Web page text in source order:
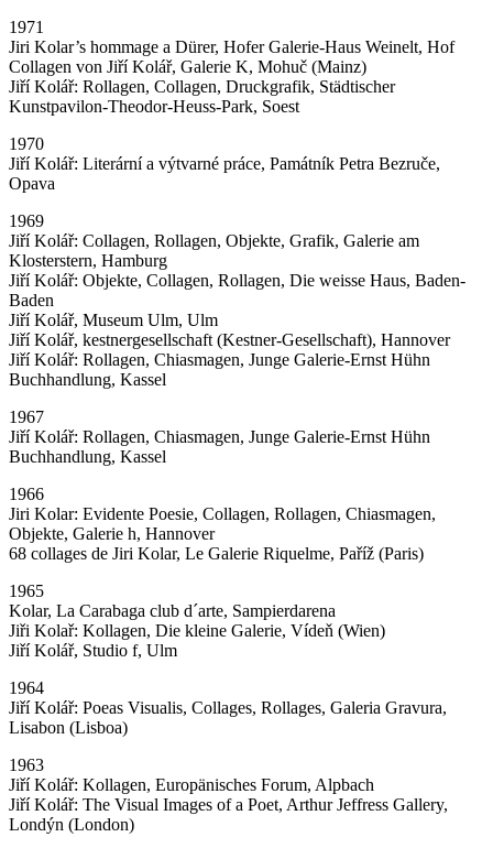
1971
Jiri Kolar’s hommage a Dürer, Hofer Galerie-Haus Weinelt, Hof
Collagen von Jiří Kolář, Galerie K, Mohuč (Mainz)
Jiří Kolář: Rollagen, Collagen, Druckgrafik, Städtischer
Kunstpavilon-Theodor-Heuss-Park, Soest
1970
Jiří Kolář: Literární a výtvarné práce, Památník Petra Bezruče,
Opava
1969
Jiří Kolář: Collagen, Rollagen, Objekte, Grafik, Galerie am
Klosterstern, Hamburg
Jiří Kolář: Objekte, Collagen, Rollagen, Die weisse Haus, Baden-
Baden
Jiří Kolář, Museum Ulm, Ulm
Jiří Kolář, kestnergesellschaft (Kestner-Gesellschaft), Hannover
Jiří Kolář: Rollagen, Chiasmagen, Junge Galerie-Ernst Hühn
Buchhandlung, Kassel
1967
Jiří Kolář: Rollagen, Chiasmagen, Junge Galerie-Ernst Hühn
Buchhandlung, Kassel
1966
Jiri Kolar: Evidente Poesie, Collagen, Rollagen, Chiasmagen,
Objekte, Galerie h, Hannover
68 collages de Jiri Kolar, Le Galerie Riquelme, Paříž (Paris)
1965
Kolar, La Carabaga club d´arte, Sampierdarena
Jiři Kolař: Kollagen, Die kleine Galerie, Vídeň (Wien)
Jiří Kolář, Studio f, Ulm
1964
Jiří Kolář: Poeas Visualis, Collages, Rollages, Galeria Gravura,
Lisabon (Lisboa)
1963
Jiří Kolář: Kollagen, Europänisches Forum, Alpbach
Jiří Kolář: The Visual Images of a Poet, Arthur Jeffress Gallery,
Londýn (London)